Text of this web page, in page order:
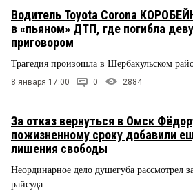
Водитель Toyota Corona
в «пьяном» ДТП, где погибла
приговором
Трагедия произошла в Шербакульском
8 января 17:00 0 2884
За отказ вернуться в Омск
пожизненному сроку добавили
лишения свободы
Неординарное дело душегуба рассмотрел
райсуда